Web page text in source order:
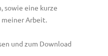
sowie eine kurze
Arbeit.
und zum Download